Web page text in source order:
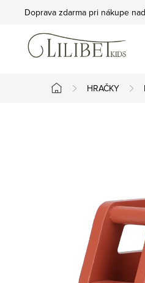
Doprava zdarma pri nákupe
Domov
HRAČKY